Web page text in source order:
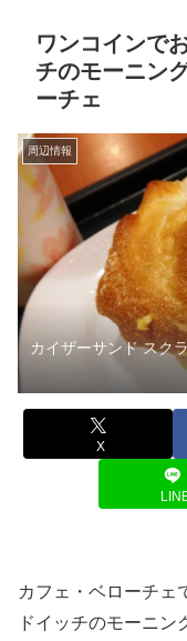
ワンコインで
チのモーニン
ーチェ
周辺情報
カイザーサンド スク
X
カフェ・ベローチェ
ドイッチのモーニン